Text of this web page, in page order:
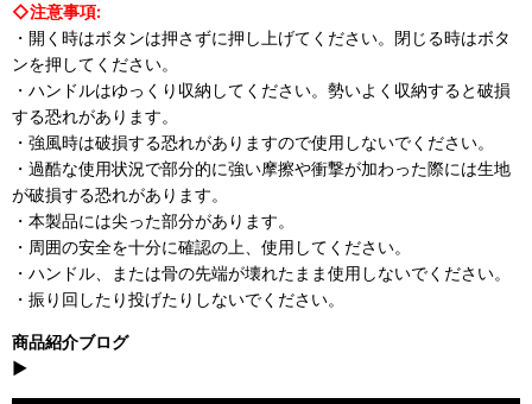
◇注意事項:
・開く時はボタンは押さずに押し上げてください。閉じる時はボタ
ンを押してください。
・ハンドルはゆっくり収納してください。勢いよく収納すると破損
する恐れがあります。
・強風時は破損する恐れがありますので使用しないでください。
・過酷な使用状況で部分的に強い摩擦や衝撃が加わった際には生地
が破損する恐れがあります。
・本製品には尖った部分があります。
・周囲の安全を十分に確認の上、使用してください。
・ハンドル、または骨の先端が壊れたまま使用しないでください。
・振り回したり投げたりしないでください。
商品紹介ブログ
▶